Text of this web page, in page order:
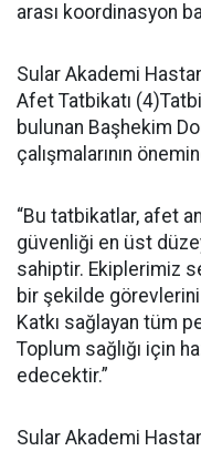
arası koordinasyon
Sular Akademi
Afet Tatbikatı
bulunan Başhekim
çalışmalarının
“Bu tatbikatlar, afet
güvenliği en üst
sahiptir. Ekiplerimiz
bir şekilde
Katkı sağlayan tüm
Toplum sağlığı için
edecektir.”
Sular Akademi